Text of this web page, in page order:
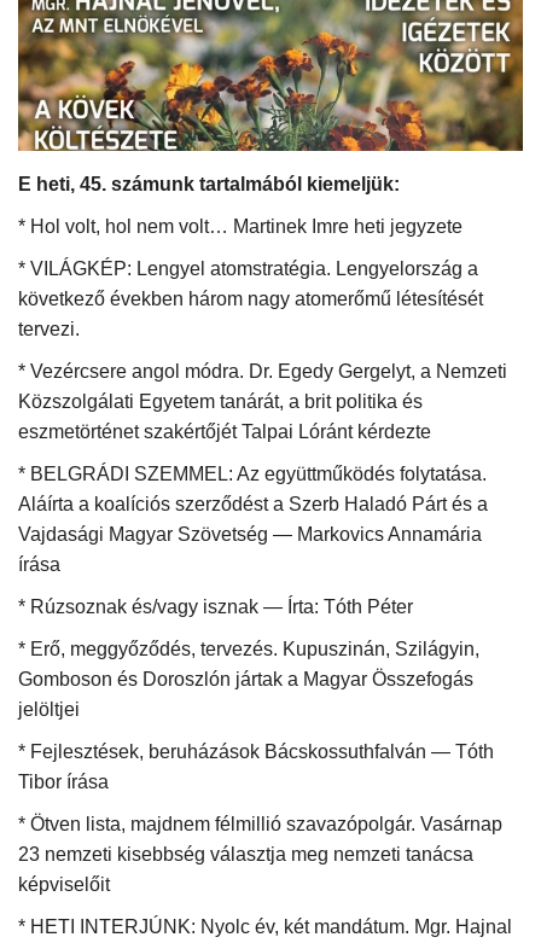
Kultúra
Történelem
Gazdaság
Művészet
Sajtó
Rendezvény
Humor
Napló postája
Galéria
Újság Archívum
Emlékezzünk †
Nyelv
Magyar
E heti, 45. számunk tartalmából kiemeljük:
* Hol volt, hol nem volt… Martinek Imre heti jegyzete
* VILÁGKÉP: Lengyel atomstratégia. Lengyelország a
következő években három nagy atomerőmű létesítését
tervezi.
* Vezércsere angol módra. Dr. Egedy Gergelyt, a Nemzeti
Közszolgálati Egyetem tanárát, a brit politika és
eszmetörténet szakértőjét Talpai Lóránt kérdezte
* BELGRÁDI SZEMMEL: Az együttműködés folytatása.
Aláírta a koalíciós szerződést a Szerb Haladó Párt és a
Vajdasági Magyar Szövetség — Markovics Annamária
írása
* Rúzsoznak és/vagy isznak — Írta: Tóth Péter
* Erő, meggyőződés, tervezés. Kupuszinán, Szilágyin,
Gomboson és Doroszlón jártak a Magyar Összefogás
jelöltjei
* Fejlesztések, beruházások Bácskossuthfalván — Tóth
Tibor írása
* Ötven lista, majdnem félmillió szavazópolgár. Vasárnap
23 nemzeti kisebbség választja meg nemzeti tanácsa
képviselőit
* HETI INTERJÚNK: Nyolc év, két mandátum. Mgr. Hajnal